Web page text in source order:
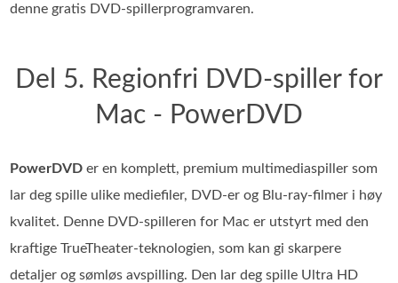
denne gratis DVD-spillerprogramvaren.
Del 5. Regionfri DVD-spiller for
Mac - PowerDVD
PowerDVD er en komplett, premium multimediaspiller som
lar deg spille ulike mediefiler, DVD‑er og Blu‑ray‑filmer i høy
kvalitet. Denne DVD‑spilleren for Mac er utstyrt med den
kraftige TrueTheater‑teknologien, som kan gi skarpere
detaljer og sømløs avspilling. Den lar deg spille Ultra HD